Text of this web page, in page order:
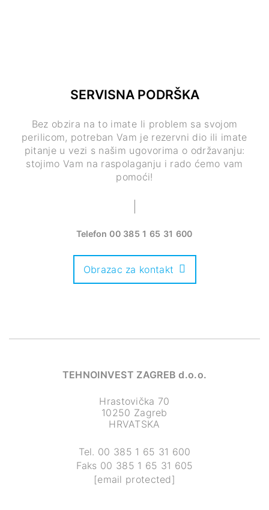
SERVISNA PODRŠKA
Bez obzira na to imate li problem sa svojom
perilicom, potreban Vam je rezervni dio ili imate
pitanje u vezi s našim ugovorima o održavanju:
stojimo Vam na raspolaganju i rado ćemo vam
pomoći!
Telefon00 385 1 65 31 600
Obrazac za kontakt
TEHNOINVEST ZAGREB d.o.o.
Hrastovička 70
10250 Zagreb
HRVATSKA
Tel. 00 385 1 65 31 600
Faks 00 385 1 65 31 605
[email protected]